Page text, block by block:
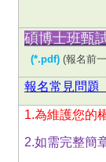
碩博士班甄
(*.pdf) (報名前
報名常見問題
1.為維護您的
2.如需完整簡